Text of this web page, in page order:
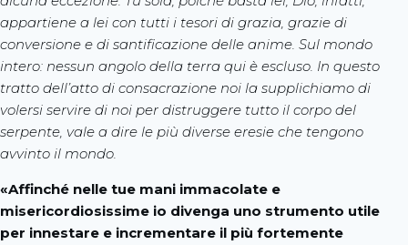
appartiene a lei con tutti i tesori di grazia, grazie di
conversione e di santificazione delle anime. Sul mondo
intero: nessun angolo della terra qui è escluso. In questo
tratto dell’atto di consacrazione noi la supplichiamo di
volersi servire di noi per distruggere tutto il corpo del
serpente, vale a dire le più diverse eresie che tengono
avvinto il mondo.
«Affinché nelle tue mani immacolate e
misericordiosissime io divenga uno strumento utile
per innestare e incrementare il più fortemente